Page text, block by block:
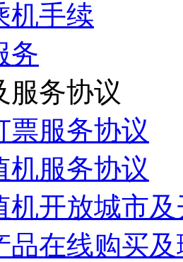
机手续
务
服务协议
票服务协议
机服务协议
机开放城市
品在线购买